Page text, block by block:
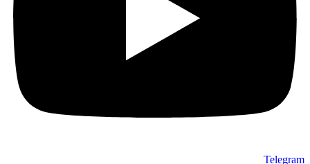
Telegram